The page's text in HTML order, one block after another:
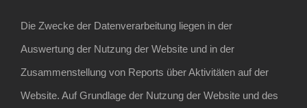
Die Zwecke der Datenverarbeitung liegen in der
Auswertung der Nutzung der Website und in der
Zusammenstellung von Reports über Aktivitäten auf der
Website. Auf Grundlage der Nutzung der Website und des